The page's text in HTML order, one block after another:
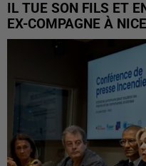
IL TUE SON FILS ET
EX-COMPAGNE À NICE